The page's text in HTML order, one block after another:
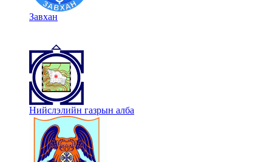
Завхан
Нийслэлийн газрын алба